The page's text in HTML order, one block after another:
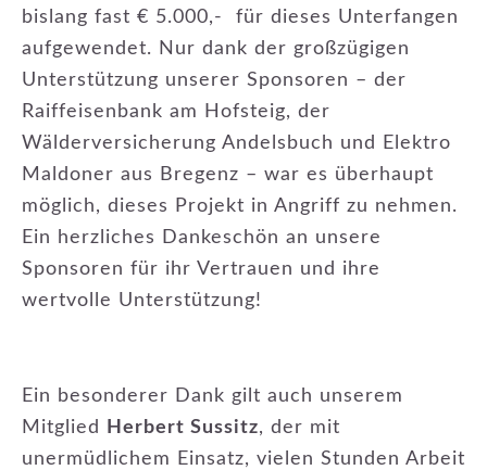
bislang fast € 5.000,- für dieses Unterfangen
aufgewendet. Nur dank der großzügigen
Unterstützung unserer Sponsoren – der
Raiffeisenbank am Hofsteig, der
Wälderversicherung Andelsbuch und Elektro
Maldoner aus Bregenz – war es überhaupt
möglich, dieses Projekt in Angriff zu nehmen.
Ein herzliches Dankeschön an unsere
Sponsoren für ihr Vertrauen und ihre
wertvolle Unterstützung!
Ein besonderer Dank gilt auch unserem
Mitglied
Herbert Sussitz, der mit
unermüdlichem Einsatz, vielen Stunden Arbeit